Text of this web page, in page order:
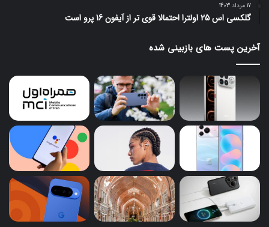
17 مرداد 1403
گلکسی اس 25 اولترا احتمالا قوی تر از آیفون 16 پرو است
آخرین پست های بازبینی شده